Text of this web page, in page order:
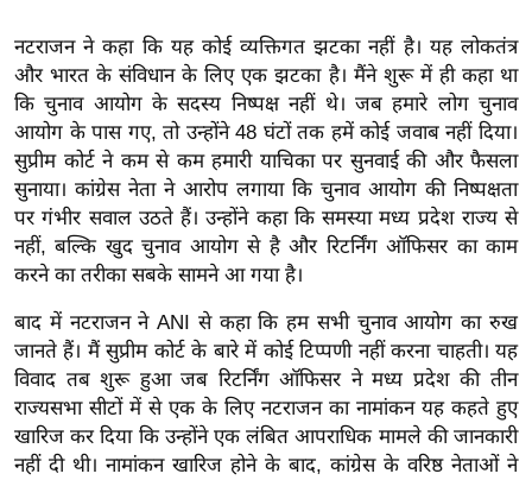
श
ख्सि
य
त
यं
ग
इं
डि
सा
हि
त्य
ज
ग
नटराजन ने कहा कि यह कोई व्यक्तिगत झटका नहीं है। यह लोकतंत्र
और भारत के संविधान के लिए एक झटका है। मैंने शुरू में ही कहा था
कि चुनाव आयोग के सदस्य निष्पक्ष नहीं थे। जब हमारे लोग चुनाव
आयोग के पास गए, तो उन्होंने 48 घंटों तक हमें कोई जवाब नहीं दिया।
सुप्रीम कोर्ट ने कम से कम हमारी याचिका पर सुनवाई की और फैसला
सुनाया। कांग्रेस नेता ने आरोप लगाया कि चुनाव आयोग की निष्पक्षता
पर गंभीर सवाल उठते हैं। उन्होंने कहा कि समस्या मध्य प्रदेश राज्य से
नहीं, बल्कि खुद चुनाव आयोग से है और रिटर्निंग ऑफिसर का काम
करने का तरीका सबके सामने आ गया है।
बाद में नटराजन ने ANI से कहा कि हम सभी चुनाव आयोग का रुख
जानते हैं। मैं सुप्रीम कोर्ट के बारे में कोई टिप्पणी नहीं करना चाहती। यह
विवाद तब शुरू हुआ जब रिटर्निंग ऑफिसर ने मध्य प्रदेश की तीन
राज्यसभा सीटों में से एक के लिए नटराजन का नामांकन यह कहते हुए
खारिज कर दिया कि उन्होंने एक लंबित आपराधिक मामले की जानकारी
नहीं दी थी। नामांकन खारिज होने के बाद, कांग्रेस के वरिष्ठ नेताओं ने